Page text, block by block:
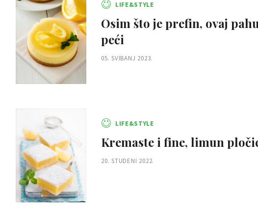
LIFE&STYLE
Osim što je prefin, ovaj
peći
05. SVIBANJ 2023.
LIFE&STYLE
Kremaste i fine, limun
20. STUDENI 2022.